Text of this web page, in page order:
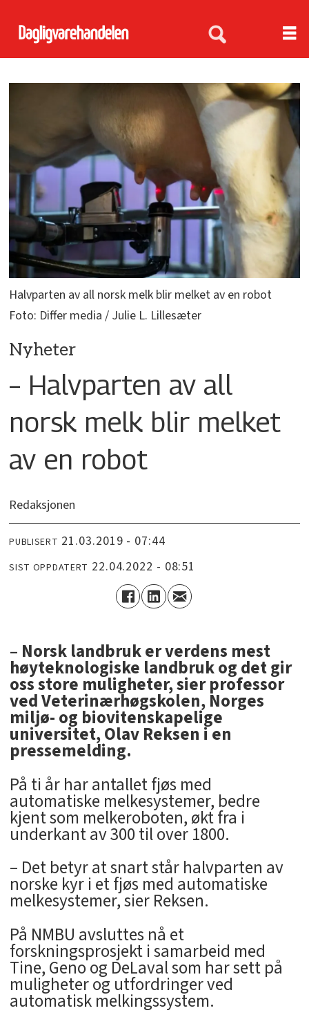
Halvparten av all norsk melk blir melket av en robot
Foto: Differ media / Julie L. Lillesæter
Nyheter
– Halvparten av all
norsk melk blir melket
av en robot
Redaksjonen
PUBLISERT 21.03.2019 - 07:44
SIST OPPDATERT 22.04.2022 - 08:51
– Norsk landbruk er verdens mest
høyteknologiske landbruk og det gir
oss store muligheter, sier professor
ved Veterinærhøgskolen, Norges
miljø- og biovitenskapelige
universitet, Olav Reksen i en
pressemelding.
På ti år har antallet fjøs med
automatiske melkesystemer, bedre
kjent som melkeroboten, økt fra i
underkant av 300 til over 1800.
– Det betyr at snart står halvparten av
norske kyr i et fjøs med automatiske
melkesystemer, sier Reksen.
På NMBU avsluttes nå et
forskningsprosjekt i samarbeid med
Tine, Geno og DeLaval som har sett på
muligheter og utfordringer ved
automatisk melkingssystem.